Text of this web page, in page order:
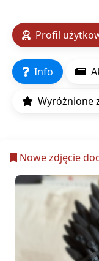
Profil
Info
Wyróżnione
Nowe zdjęcie